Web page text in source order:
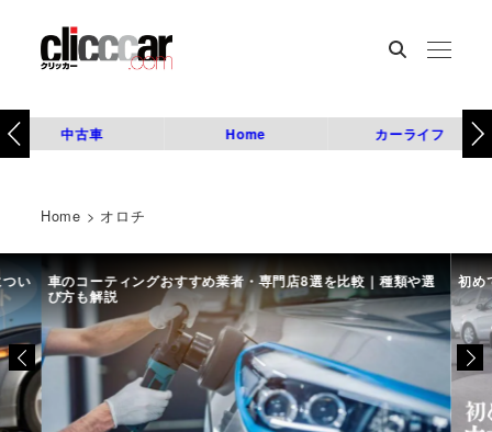
中古車 Home カーライフ
Home > オロチ
い 車のコーティングおすすめ業者・専門店8選を比較｜種類や選
び方も解説
初め